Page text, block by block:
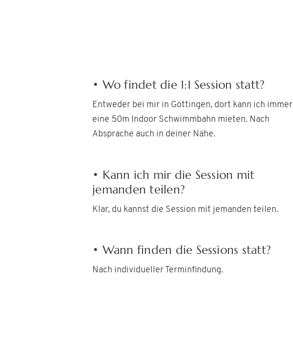
• Wo findet die 1:1 Session statt?
Entweder bei mir in Göttingen, dort kann ich immer
eine 50m Indoor Schwimmbahn mieten. Nach
Absprache auch in deiner Nähe.
• Kann ich mir die Session mit
jemanden teilen?
Klar, du kannst die Session mit jemanden teilen.
• Wann finden die Sessions statt?
Nach individueller Terminfindung.